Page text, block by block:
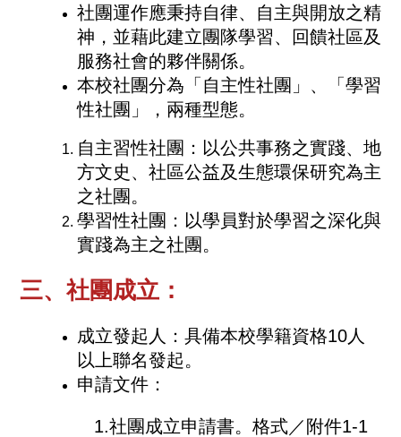
社團運作應秉持自律、自主與開放之精
神，並藉此建立團隊學習、回饋社區及
服務社會的夥伴關係。
本校社團分為「自主性社團」、「學習
性社團」，兩種型態。
自主習性社團：以公共事務之實踐、地
方文史、社區公益及生態環保研究為主
之社團。
學習性社團：以學員對於學習之深化與
實踐為主之社團。
三、社團成立：
成立發起人：具備本校學籍資格10人
以上聯名發起。
申請文件：
1.社團成立申請書。格式／附件1-1